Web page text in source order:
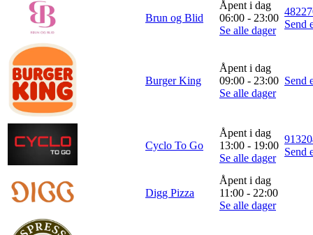
Brun og Blid
Åpent i dag
06:00 - 23:00
Se alle dager
Send
Burger King
Åpent i dag
09:00 - 23:00
Se alle dager
Send
Cyclo To Go
Åpent i dag
13:00 - 19:00
Se alle dager
Send
Digg Pizza
Åpent i dag
11:00 - 22:00
Se alle dager